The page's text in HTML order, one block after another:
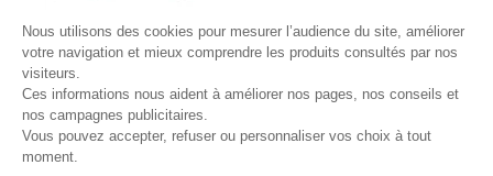
Nous utilisons des cookies pour mesurer l’audience du site, améliorer
votre navigation et mieux comprendre les produits consultés par nos
visiteurs.
Ces informations nous aident à améliorer nos pages, nos conseils et
nos campagnes publicitaires.
Vous pouvez accepter, refuser ou personnaliser vos choix à tout
moment.
Nos conseillers vous rappellent duLundi au Vendredide8h30 à
17h30.
Nom* Prénom*